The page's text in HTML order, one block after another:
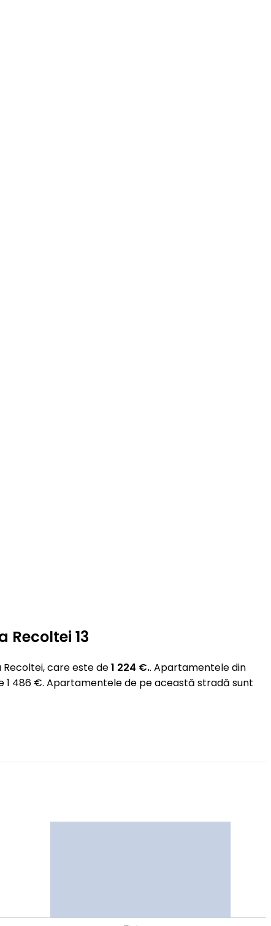
13
care este de1 224 €.. Apartamentele din
1 486 €. Apartamentele de pe această stradă sunt